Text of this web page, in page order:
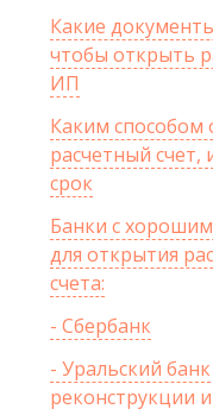
Какие
чтобы открыть
ИП
Каким способом
расчетный счет,
срок
Банки с
для открытия
счета:
- Сбербанк
- Уральский банк
реконструкции